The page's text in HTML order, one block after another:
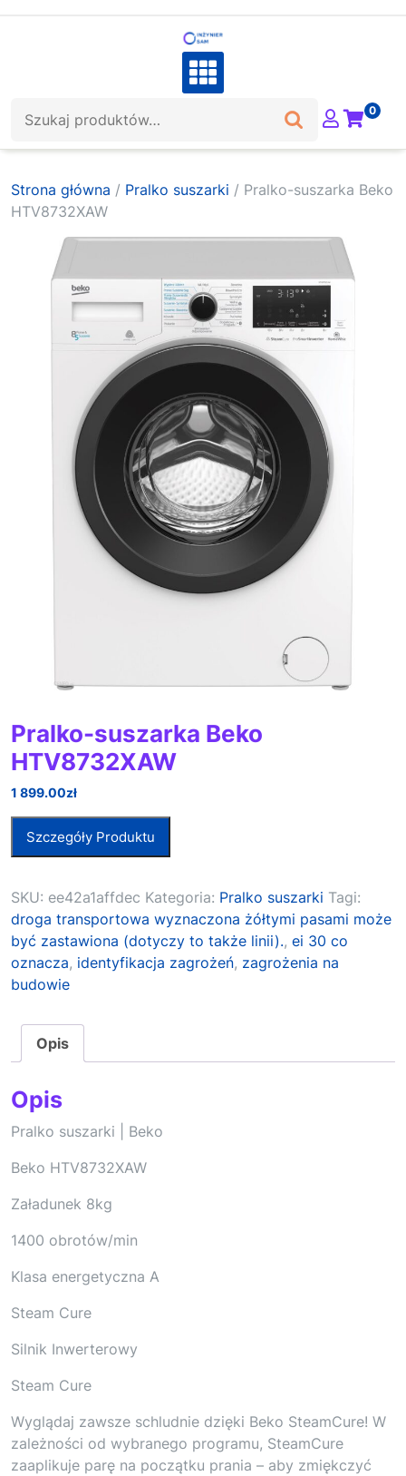
0
Strona główna / Pralko suszarki / Pralko-suszarka Beko
HTV8732XAW
Pralko-suszarka Beko
HTV8732XAW
1 899.00zł
Szczegóły Produktu
SKU: ee42a1affdec Kategoria: Pralko suszarki Tagi:
droga transportowa wyznaczona żółtymi pasami może
być zastawiona (dotyczy to także linii)., ei 30 co
oznacza, identyfikacja zagrożeń, zagrożenia na
budowie
Opis
Opis
Pralko suszarki | Beko
Beko HTV8732XAW
Załadunek 8kg
1400 obrotów/min
Klasa energetyczna A
Steam Cure
Silnik Inwerterowy
Steam Cure
Wyglądaj zawsze schludnie dzięki Beko SteamCure! W
zależności od wybranego programu, SteamCure
zaaplikuje parę na początku prania – aby zmiękczyć